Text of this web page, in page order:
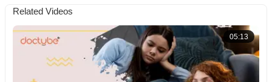
Related Videos
05:13